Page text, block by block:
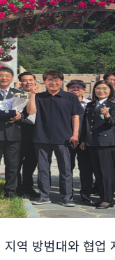
역 방범대와 협업